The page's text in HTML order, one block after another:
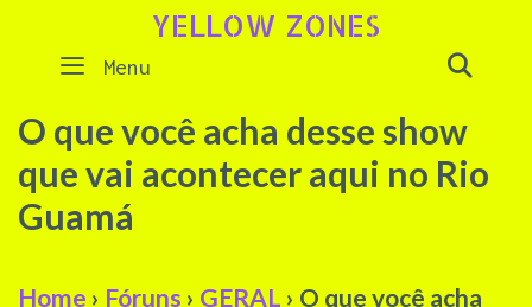
content
YELLOW ZONES
Menu
O que você acha desse show
que vai acontecer aqui no Rio
Guamá
Home › Fóruns › GERAL › O que você acha